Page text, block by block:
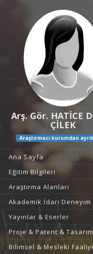
Arş. Gör. HATİCE
ÇİLEK
Araştırmacı kurumdan
Ana Sayfa
Eğitim Bilgileri
Araştırma Alanları
Akademik İdari Deneyim
Yayınlar & Eserler
Proje & Patent & Tasarım
Bilimsel & Mesleki